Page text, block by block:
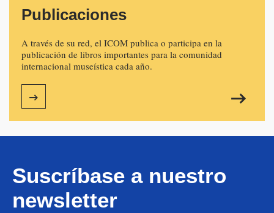
Publicaciones
A través de su red, el ICOM publica o participa en la
publicación de libros importantes para la comunidad
internacional museística cada año.
Suscríbase a nuestro
newsletter